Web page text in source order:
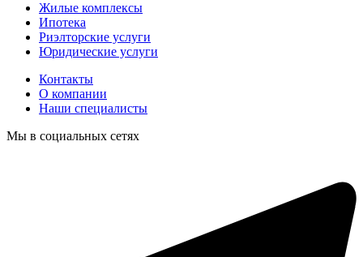
Жилые комплексы
Ипотека
Риэлторские услуги
Юридические услуги
Контакты
О компании
Наши специалисты
Мы в социальных сетях